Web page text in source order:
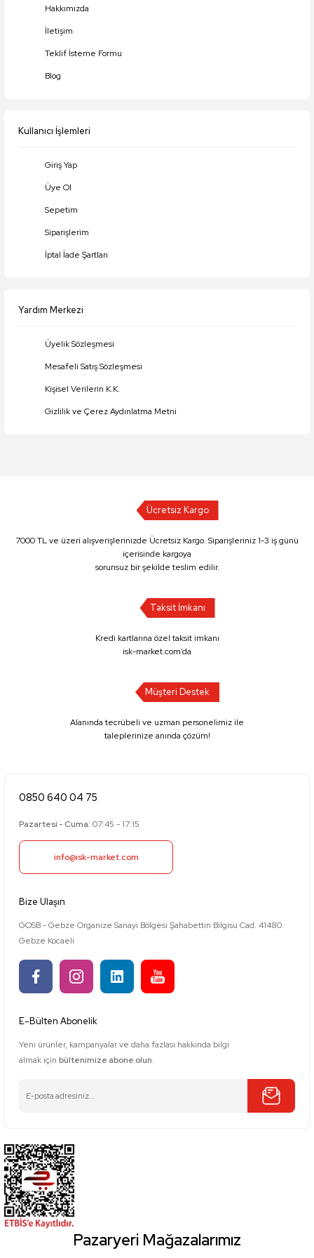
Ürün açıklamasında eksik bilgiler bulunuyor.
Ürün fiyatı diğer sitelerden daha pahalı.
Hakkımızda
İletişim
Teklif İsteme Formu
Blog
Kullanıcı İşlemleri
Giriş Yap
Üye Ol
Sepetim
Siparişlerim
İptal İade Şartları
Yardım Merkezi
Üyelik Sözleşmesi
Mesafeli Satış Sözleşmesi
Kişisel Verilerin K.K.
Gizlilik ve Çerez Aydınlatma Metni
Ücretsiz Kargo
7000 TL ve üzeri alışverişlerinizde Ücretsiz Kargo. Siparişleriniz 1-3 iş günü
içerisinde kargoya
sorunsuz bir şekilde teslim edilir.
Taksit İmkanı
Kredi kartlarına özel taksit imkanı
isk-market.com’da
Müşteri Destek
Alanında tecrübeli ve uzman personelimiz ile
taleplerinize anında çözüm!
0850 640 04 75
Pazartesi - Cuma: 07:45 - 17:15
info@isk-market.com
Bize Ulaşın
GOSB - Gebze Organize Sanayi Bölgesi Şahabettin Bilgisu Cad. 41480
Gebze Kocaeli
E-Bülten Abonelik
Yeni ürünler, kampanyalar ve daha fazlası hakkında bilgi
almak için bültenimize abone olun.
Pazaryeri Mağazalarımız